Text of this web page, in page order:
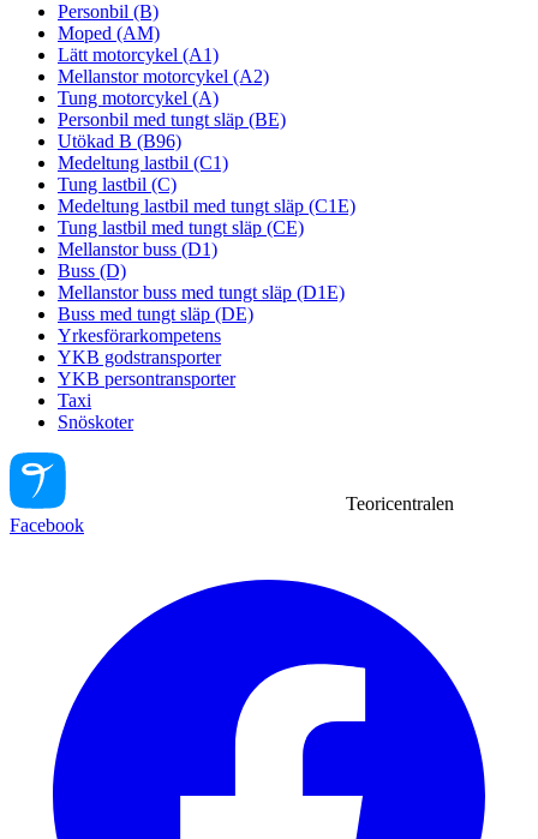
Personbil (B)
Moped (AM)
Lätt motorcykel (A1)
Mellanstor motorcykel (A2)
Tung motorcykel (A)
Personbil med tungt släp (BE)
Utökad B (B96)
Medeltung lastbil (C1)
Tung lastbil (C)
Medeltung lastbil med tungt släp (C1E)
Tung lastbil med tungt släp (CE)
Mellanstor buss (D1)
Buss (D)
Mellanstor buss med tungt släp (D1E)
Buss med tungt släp (DE)
Yrkesförarkompetens
YKB godstransporter
YKB persontransporter
Taxi
Snöskoter
Teoricentralen
Facebook